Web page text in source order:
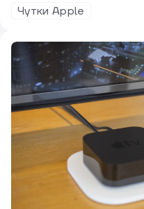
Чутки Apple